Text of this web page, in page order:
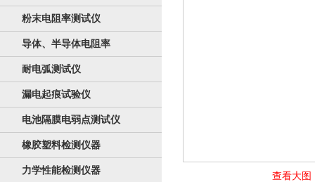
粉末电阻率测试仪
导体、半导体电阻率
耐电弧测试仪
漏电起痕试验仪
电池隔膜电弱点测试仪
橡胶塑料检测仪器
力学性能检测仪器
查看大图